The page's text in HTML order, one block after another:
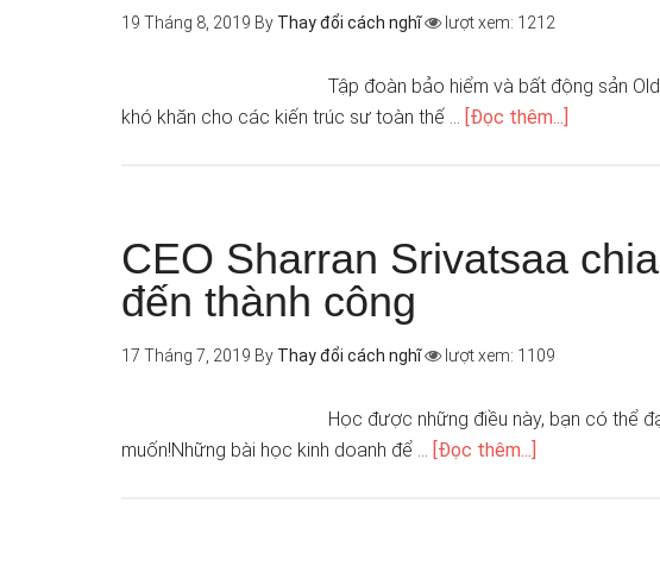
19 Tháng 8, 2019 By Thay đổi cách nghĩ lượt xem: 1212
Tập đoàn bảo hiểm và bất động sản
khó khăn cho các kiến trúc sư toàn thế … [Đọc thêm...]
CEO Sharran Srivatsaa
đến thành công
17 Tháng 7, 2019 By Thay đổi cách nghĩ lượt xem: 1109
Học được những điều này, bạn có thể
muốn!Những bài học kinh doanh để … [Đọc thêm...]